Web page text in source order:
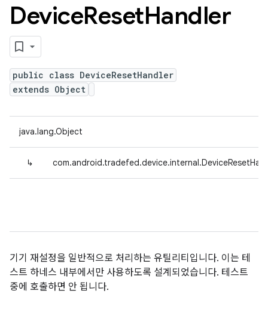
DeviceResetHandler
public class DeviceResetHandler
extends Object
java.lang.Object
↳
기기 재설정을 일반적으로 처리하는 유틸리티입니다. 이는 테
스트 하네스 내부에서만 사용하도록 설계되었습니다. 테스트
중에 호출하면 안 됩니다.